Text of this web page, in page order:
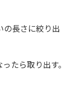
長さに絞り出
たら取り出す。